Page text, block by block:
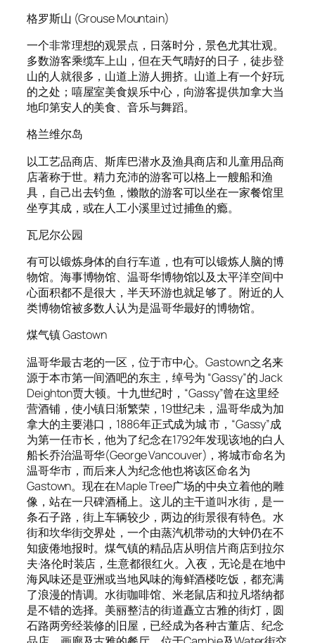
格罗斯山 (Grouse Mountain)
一个非常理想的观景点，日落时分，景色尤其壮观。
多数游客乘缆车上山，但在天气晴好的日子，徒步登
山的人就很多，山道上游人拥挤。山道上有一个好玩
的之处；嘻屋室美食娱乐中心，向游客提供加拿大当
地印第安人的美食、音乐与舞蹈。
格兰维尔岛
以工艺品商店、斯库巴潜水及渔具商店和儿童用品商
店著称于世。精力充沛的游客可以格上一艘船和渔
具，自己出去钓鱼，懒散的游客可以坐在一家餐馆里
坐亨其成，或在人工小溪里过过捕鱼的瘾。
瓦尼尔公园
有可以锻炼身体的自行车道，也有可以锻炼人脑的博
物馆。海事博物馆、温哥华博物馆以及太平洋空间中
心面积都不是很大，半天环游也就足够了。附近的人
类博物馆被多数人认为是温哥华最好的博物馆。
煤气镇 Gastown
温哥华最古老的一区，位于市中心。Gastown之名来
源于本市第一间酒吧的东主，绰号为 “Gassy”的 Jack
Deighton贾大顿。十九世纪时，“Gassy”曾在这里经
营酒铺，使小镇日渐繁荣，19世纪未，温哥华成为加
拿大的主要港口，1886年正式成为城 市，“Gassy”成
为第一任市长，他为了纪念在1792年发现该地的白人
船长乔治温哥华(George Vancouver)，将城市命名为
温哥华市，而后来人为纪念他也将该区命名为
Gastown。现在在Maple Tree广场的中央立着他的雕
像，站在一只碑酒桶上。这儿的主干道叫水街，是一
条石子路，街上车辆较少，两边的街景很有特色。水
街和坎华街交界处，一个由蒸汽机带动的大钟仍在不
知疲倦地报时。煤气镇的精品店从明信片商店到拉尔
夫·洛伦时装店，生意都很红火。入夜，无论是在地中
海风味还是亚洲或当地风味的海鲜酒楼吃饭，都充满
了浪漫的情调。水街咖啡馆、米老鼠店和拉凡塔纳都
是不错的选择。美丽整洁的街道矗立古雅的街灯，圆
石路两旁经装修的旧屋，已经成为各种古董店、纪念